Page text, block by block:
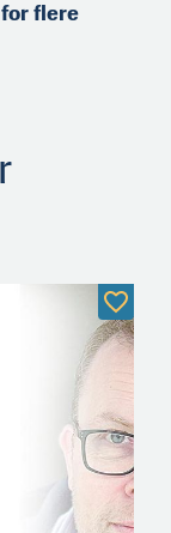
for flere